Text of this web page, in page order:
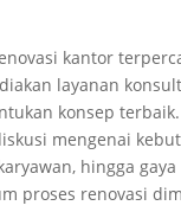
kantor
layanan
konsep
mengenai
hingga
proses renovasi